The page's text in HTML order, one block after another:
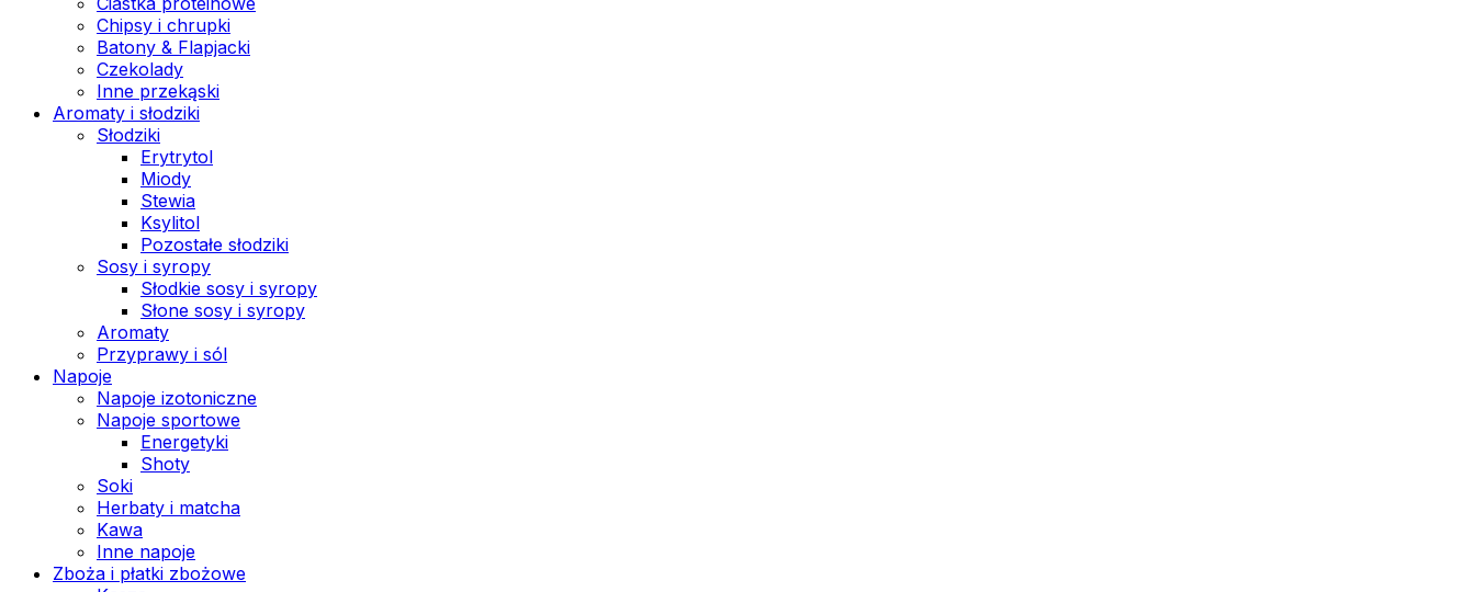
Chipsy i chrupki
Batony & Flapjacki
Czekolady
Inne przekąski
Aromaty i słodziki
Słodziki
Erytrytol
Miody
Stewia
Ksylitol
Pozostałe słodziki
Sosy i syropy
Słodkie sosy i syropy
Słone sosy i syropy
Aromaty
Przyprawy i sól
Napoje
Napoje izotoniczne
Napoje sportowe
Energetyki
Shoty
Soki
Herbaty i matcha
Kawa
Inne napoje
Zboża i płatki zbożowe